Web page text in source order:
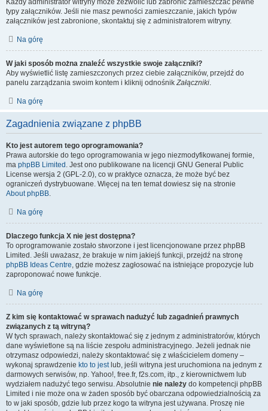
Każdy administrator witryny może zezwolić lub zabronić zamieszczać pewne
typy załączników. Jeśli nie masz pewności zamieszczanie, jakich typów
załączników jest zabronione, skontaktuj się z administratorem witryny.
Na górę
W jaki sposób można znaleźć wszystkie swoje załączniki?
Aby wyświetlić listę zamieszczonych przez ciebie załączników, przejdź do
panelu zarządzania swoim kontem i kliknij odnośnikZałączniki.
Na górę
Zagadnienia związane z phpBB
Kto jest autorem tego oprogramowania?
Prawa autorskie do tego oprogramowania w jego niezmodyfikowanej formie,
ma phpBB Limited . Jest ono publikowane na licencji GNU General Public
License wersja 2 (GPL-2.0), co w praktyce oznacza, że może być bez
ograniczeń dystrybuowane. Więcej na ten temat dowiesz się na stronie
About phpBB.
Na górę
Dlaczego funkcja X nie jest dostępna?
To oprogramowanie zostało stworzone i jest licencjonowane przez phpBB
Limited. Jeśli uważasz, że brakuje w nim jakiejś funkcji, przejdź na stronę
phpBB Ideas Centre, gdzie możesz zagłosować na istniejące propozycje lub
zaproponować nowe funkcje.
Na górę
Z kim się kontaktować w sprawach nadużyć lub zagadnień prawnych
związanych z tą witryną?
W tych sprawach, należy skontaktować się z jednym z administratorów, których
dane wyświetlone są na liście zespołu administracyjnego. Jeżeli jednak nie
otrzymasz odpowiedzi, należy skontaktować się z właścicielem domeny –
wykonaj sprawdzenie kto to jestlub, jeśli witryna jest uruchomiona na jednym z
darmowych serwisów, np. Yahoo!, free.fr, f2s.com, itp., z kierownictwem lub
wydziałem nadużyć tego serwisu. Absolutnie nie należy do kompetencji phpBB
Limited i nie może ona w żaden sposób być obarczana odpowiedzialnością za
to w jaki sposób, gdzie lub przez kogo ta witryna jest używana. Proszę nie